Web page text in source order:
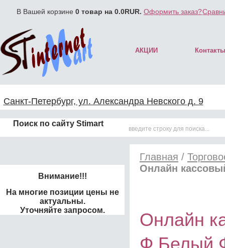
В Вашей корзине 0 товар на 0.0RUR. Оформить заказ?
АКЦИИ Контакты
Санкт-Петербург, ул. Александра Невского д. 9
Поиск по сайту Stimart
Внимание!!!
На многие позиции цены не
актуальны.
Уточняйте запросом.
Главная /
Онлайн
Онлайн
Ф Белый